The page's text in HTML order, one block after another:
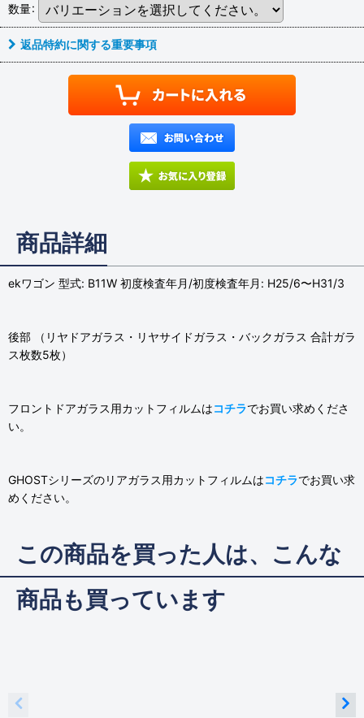
数量:
返品特約に関する重要事項
商品詳細
ekワゴン 型式: B11W 初度検査年月/初度検査年月: H25/6〜H31/3
後部 （リヤドアガラス・リヤサイドガラス・バックガラス 合計ガラ
ス枚数5枚）
フロントドアガラス用カットフィルムはコチラでお買い求めくださ
い。
GHOSTシリーズのリアガラス用カットフィルムはコチラでお買い求
めください。
この商品を買った人は、こんな
商品も買っています